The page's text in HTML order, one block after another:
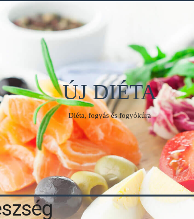
ÚJ DIÉTA
Diéta, fogyás és fogyókúra